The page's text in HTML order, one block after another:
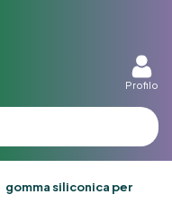
Profilo
gomma siliconica per